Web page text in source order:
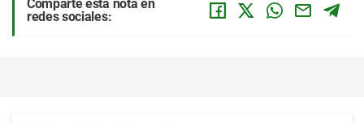
Comparte esta nota en
redes sociales: